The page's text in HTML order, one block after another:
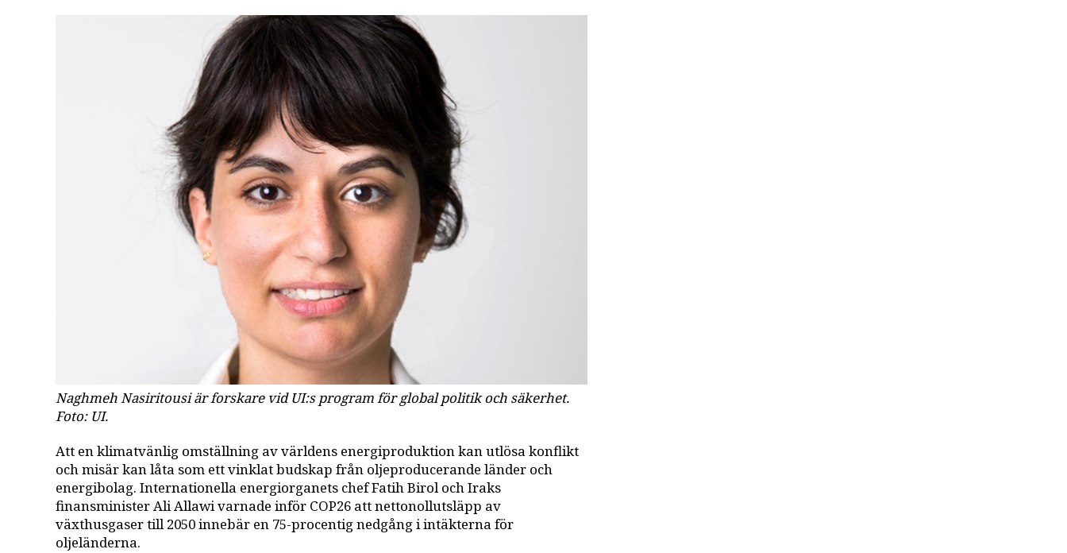
Naghmeh Nasiritousi är forskare vid UI:s program för global politik och säkerhet.
Foto: UI.
Att en klimatvänlig omställning av världens energiproduktion kan utlösa konflikt
och misär kan låta som ett vinklat budskap från oljeproducerande länder och
energibolag. Internationella energiorganets chef Fatih Birol och Iraks
finansminister Ali Allawi varnade inför COP26 att nettonollutsläpp av
växthusgaser till 2050 innebär en 75-procentig nedgång i intäkterna för
oljeländerna.